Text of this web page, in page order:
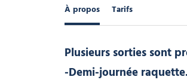
À propos Tarifs
Plusieurs sorties sont
-Demi-journée raquette.